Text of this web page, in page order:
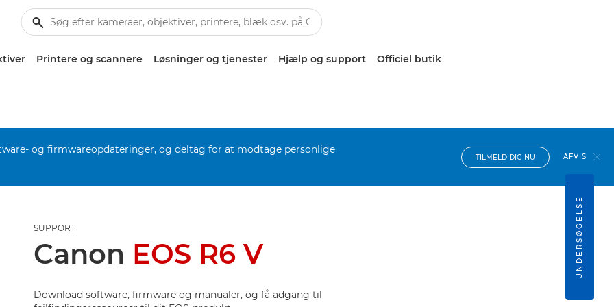
Printere og scannere Løsninger og tjenester Hjælp og support Officiel butik
og firmwareopdateringer, og deltag for at modtage personlige
TILMELD DIG NU AFVIS
SUPPORT
Canon EOS R6 V
Download software, firmware og manualer, og få adgang til
UNDERSØGELSE